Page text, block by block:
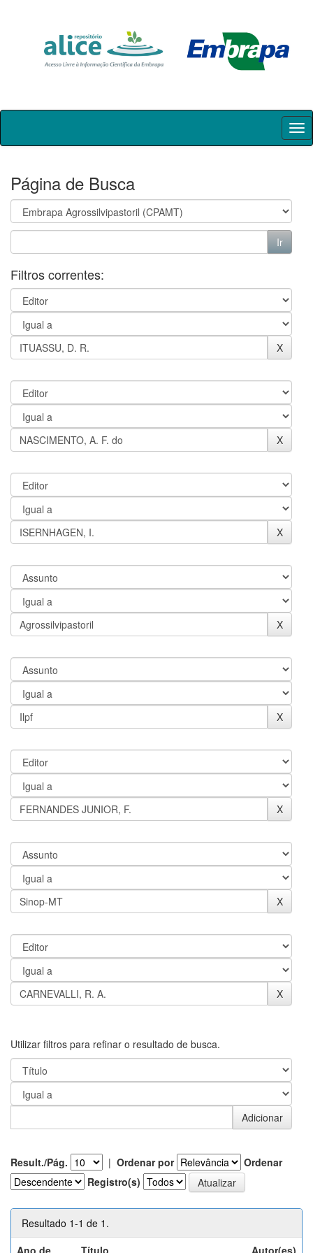
Skip
Página de Busca
Filtros correntes:
Utilizar filtros para refinar o resultado de busca.
Result./Pág. | Ordenar por
Ordenar
Registro(s)
Resultado 1-1 de 1.
Ano de
Título Autor(es)